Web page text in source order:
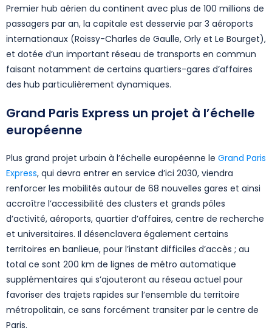
Premier hub aérien du continent avec plus de 100 millions de
passagers par an, la capitale est desservie par 3 aéroports
internationaux (Roissy-Charles de Gaulle, Orly et Le Bourget),
et dotée d’un important réseau de transports en commun
faisant notamment de certains quartiers-gares d’affaires
des hub particulièrement dynamiques.
Grand Paris Express un projet à l’échelle
européenne
Plus grand projet urbain à l’échelle européenne le Grand Paris
Express, qui devra entrer en service d’ici 2030, viendra
renforcer les mobilités autour de 68 nouvelles gares et ainsi
accroître l’accessibilité des clusters et grands pôles
d’activité, aéroports, quartier d’affaires, centre de recherche
et universitaires. Il désenclavera également certains
territoires en banlieue, pour l’instant difficiles d’accès ; au
total ce sont 200 km de lignes de métro automatique
supplémentaires qui s’ajouteront au réseau actuel pour
favoriser des trajets rapides sur l’ensemble du territoire
métropolitain, ce sans forcément transiter par le centre de
Paris.